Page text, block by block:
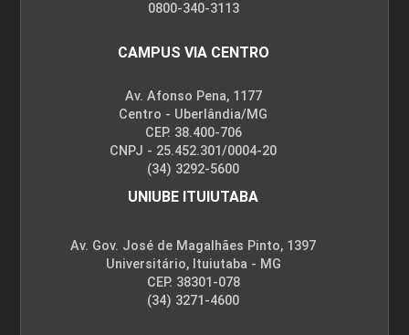
0800-340-3113
CAMPUS VIA CENTRO
Av. Afonso Pena, 1177
Centro - Uberlândia/MG
CEP. 38.400-706
CNPJ - 25.452.301/0004-20
(34) 3292-5600
UNIUBE ITUIUTABA
Av. Gov. José de Magalhães Pinto, 1397
Universitário, Ituiutaba - MG
CEP. 38301-078
(34) 3271-4600